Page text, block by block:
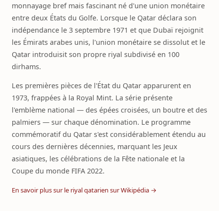
monnayage bref mais fascinant né d'une union monétaire
entre deux États du Golfe. Lorsque le Qatar déclara son
indépendance le 3 septembre 1971 et que Dubaï rejoignit
les Émirats arabes unis, l'union monétaire se dissolut et le
Qatar introduisit son propre riyal subdivisé en 100
dirhams.
Les premières pièces de l'État du Qatar apparurent en
1973, frappées à la Royal Mint. La série présente
l'emblème national — des épées croisées, un boutre et des
palmiers — sur chaque dénomination. Le programme
commémoratif du Qatar s'est considérablement étendu au
cours des dernières décennies, marquant les Jeux
asiatiques, les célébrations de la Fête nationale et la
Coupe du monde FIFA 2022.
En savoir plus sur le riyal qatarien sur Wikipédia →